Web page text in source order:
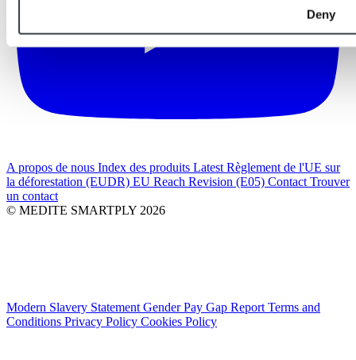
Deny
A propos de nous Index des produits Latest Règlement de l'UE sur
la déforestation (EUDR) EU Reach Revision (E05) Contact Trouver
un contact
© MEDITE SMARTPLY 2026
Modern Slavery Statement Gender Pay Gap Report Terms and
Conditions Privacy Policy Cookies Policy